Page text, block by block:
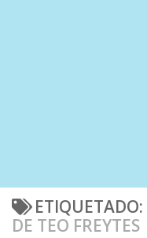
ETIQUETADO:
DE TEO FREYTES